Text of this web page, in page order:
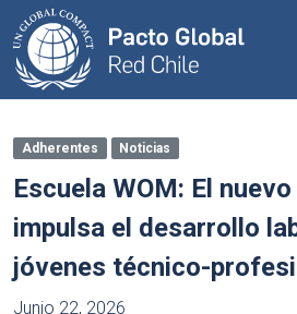
Adherentes Noticias
Escuela WOM: El
impulsa el desarrollo
jóvenes técnico-
Junio 22, 2026